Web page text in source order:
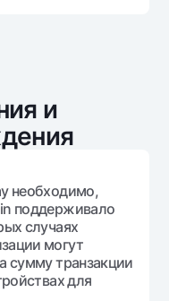
и
необходимо,
поддерживало
случаях
могут
сумму транзакции
для